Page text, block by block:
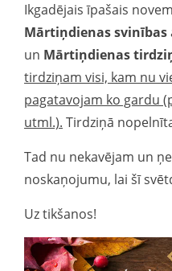
Ikgadējais īpašais
Mārtiņdienas svinības
un Mārtiņdienas
tirdziņam visi, kam nu
pagatavojam ko gardu
utml.). Tirdziņā
Tad nu nekavējam un
noskaņojumu, lai šī
Uz tikšanos!